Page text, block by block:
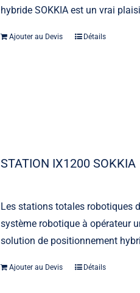
hybride SOKKIA est un vrai
Ajouter au Devis Détails
STATION IX1200 SOKKIA
Les stations totales robotiques
système robotique à opérateur
solution de positionnement
Ajouter au Devis Détails